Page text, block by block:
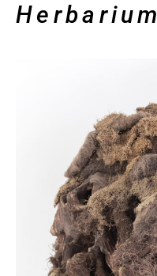
Herbarium